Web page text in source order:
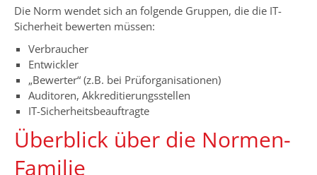
Die Norm wendet sich an folgende Gruppen, die die IT-
Sicherheit bewerten müssen:
Verbraucher
Entwickler
„Bewerter“ (z.B. bei Prüforganisationen)
Auditoren, Akkreditierungsstellen
IT-Sicherheitsbeauftragte
Überblick über die Normen-
Familie